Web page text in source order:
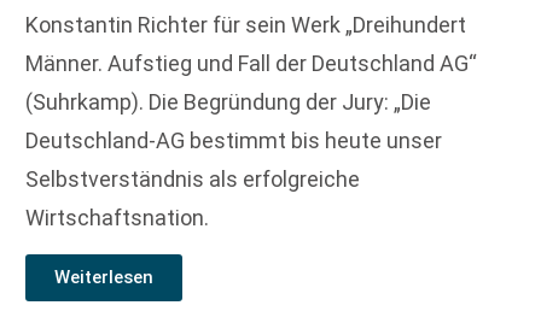
Konstantin Richter für sein Werk „Dreihundert
Männer. Aufstieg und Fall der Deutschland AG“
(Suhrkamp). Die Begründung der Jury: „Die
Deutschland-AG bestimmt bis heute unser
Selbstverständnis als erfolgreiche
Wirtschaftsnation.
Weiterlesen